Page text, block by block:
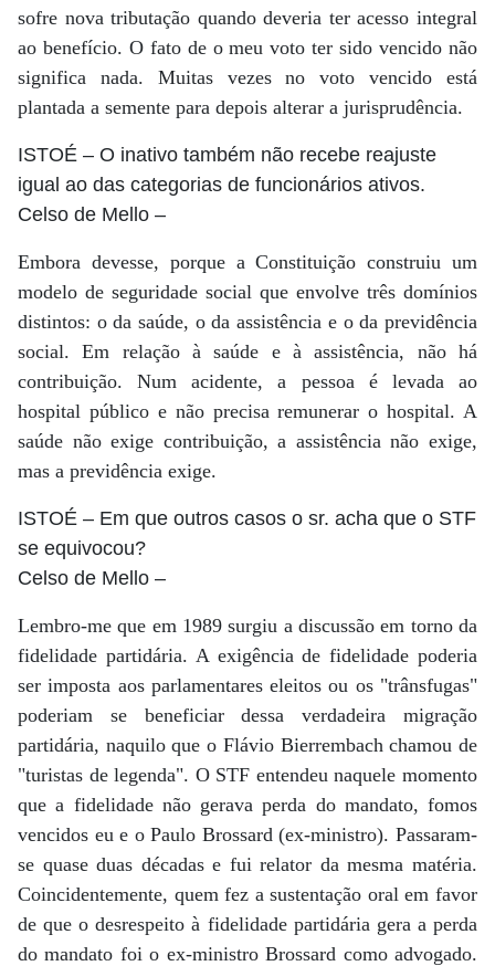
sofre nova tributação quando deveria ter acesso integral
ao benefício. O fato de o meu voto ter sido vencido não
significa nada. Muitas vezes no voto vencido está
plantada a semente para depois alterar a jurisprudência.
ISTOÉ – O inativo também não recebe reajuste
igual ao das categorias de funcionários ativos.
Celso de Mello –
Embora devesse, porque a Constituição construiu um
modelo de seguridade social que envolve três domínios
distintos: o da saúde, o da assistência e o da previdência
social. Em relação à saúde e à assistência, não há
contribuição. Num acidente, a pessoa é levada ao
hospital público e não precisa remunerar o hospital. A
saúde não exige contribuição, a assistência não exige,
mas a previdência exige.
ISTOÉ – Em que outros casos o sr. acha que o STF
se equivocou?
Celso de Mello –
Lembro-me que em 1989 surgiu a discussão em torno da
fidelidade partidária. A exigência de fidelidade poderia
ser imposta aos parlamentares eleitos ou os "trânsfugas"
poderiam se beneficiar dessa verdadeira migração
partidária, naquilo que o Flávio Bierrembach chamou de
"turistas de legenda". O STF entendeu naquele momento
que a fidelidade não gerava perda do mandato, fomos
vencidos eu e o Paulo Brossard (ex-ministro). Passaram-
se quase duas décadas e fui relator da mesma matéria.
Coincidentemente, quem fez a sustentação oral em favor
de que o desrespeito à fidelidade partidária gera a perda
do mandato foi o ex-ministro Brossard como advogado.